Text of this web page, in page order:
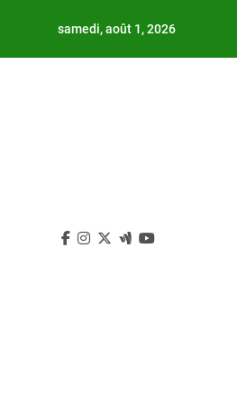
samedi, août 1, 2026